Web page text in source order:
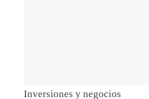
Inversiones y negocios